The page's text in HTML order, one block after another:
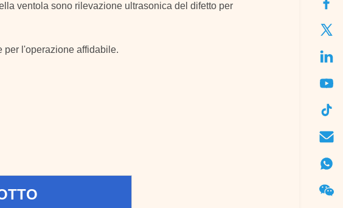
ventola sono rilevazione ultrasonica del difetto per
per l'operazione affidabile.